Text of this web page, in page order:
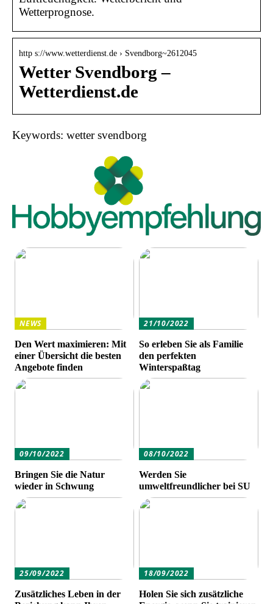
Wetterprognose.
http s://www.wetterdienst.de › Svendborg~2612045
Wetter Svendborg –
Wetterdienst.de
Keywords: wetter svendborg
NEWS
Den Wert maximieren: Mit
einer Übersicht die besten
Angebote finden
21/10/2022
So erleben Sie als Familie
den perfekten
Winterspaßtag
09/10/2022
Bringen Sie die Natur
wieder in Schwung
08/10/2022
Werden Sie
umweltfreundlicher bei SU
25/09/2022
Zusätzliches Leben in der
18/09/2022
Holen Sie sich zusätzliche